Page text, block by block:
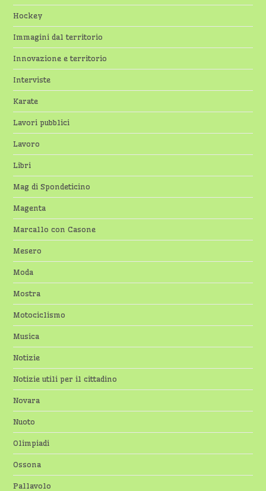
Hockey
Immagini dal territorio
Innovazione e territorio
Interviste
Karate
Lavori pubblici
Lavoro
Libri
Mag di Spondeticino
Magenta
Marcallo con Casone
Mesero
Moda
Mostra
Motociclismo
Musica
Notizie
Notizie utili per il cittadino
Novara
Nuoto
Olimpiadi
Ossona
Pallavolo